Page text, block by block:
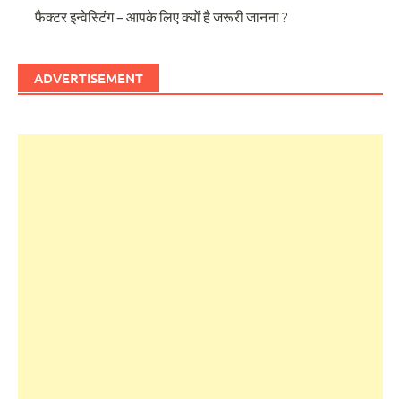
फैक्टर इन्वेस्टिंग – आपके लिए क्यों है जरूरी जानना ?
ADVERTISEMENT